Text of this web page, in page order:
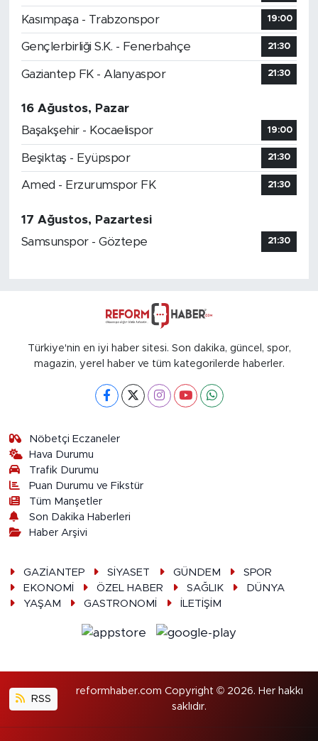
Kasımpaşa - Trabzonspor 19:00
Gençlerbirliği S.K. - Fenerbahçe 21:30
Gaziantep FK - Alanyaspor 21:30
16 Ağustos, Pazar
Başakşehir - Kocaelispor
19:00
Beşiktaş - Eyüpspor 21:30
Amed - Erzurumspor FK 21:30
17 Ağustos, Pazartesi
Samsunspor - Göztepe
21:30
Türkiye'nin en iyi haber sitesi. Son dakika, güncel, spor,
magazin, yerel haber ve tüm kategorilerde haberler.
Nöbetçi Eczaneler
Hava Durumu
Trafik Durumu
Puan Durumu ve Fikstür
Tüm Manşetler
Son Dakika Haberleri
Haber Arşivi
GAZİANTEP SİYASET GÜNDEM
SPOR
EKONOMİ
ÖZEL HABER SAĞLIK
DÜNYA
YAŞAM
GASTRONOMİ İLETİŞİM
RSS
reformhaber.com Copyright © 2026. Her hakkı
saklıdır.